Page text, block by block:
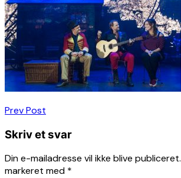
Indlægsnavigation
Prev Post
Skriv et svar
Din e-mailadresse vil ikke blive publiceret.
markeret med *